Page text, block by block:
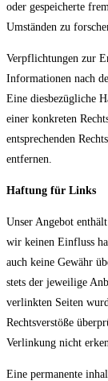
oder gespeicherte
Umständen zu
Verpflichtungen zur
Informationen nach
Eine diesbezügliche
einer konkreten
entsprechenden
entfernen.
Haftung für Links
Unser Angebot
wir keinen Einfluss
auch keine Gewähr
stets der jeweilige
verlinkten Seiten
Rechtsverstöße
Verlinkung nicht
Eine permanente